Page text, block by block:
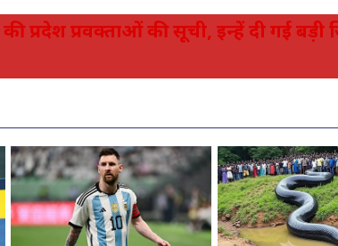
प्रदेश प्रवक्ताओं की सूची, इन्हें दी गई बड़ी